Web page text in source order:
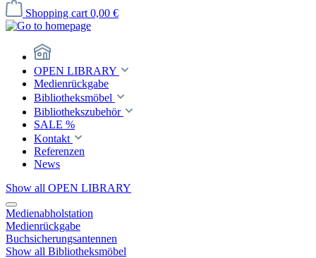
Shopping cart 0,00 €
OPEN LIBRARY
Medienrückgabe
Bibliotheksmöbel
Bibliothekszubehör
SALE %
Kontakt
Referenzen
News
Show all OPEN LIBRARY
Medienabholstation
Medienrückgabe
Buchsicherungsantennen
Show all Bibliotheksmöbel